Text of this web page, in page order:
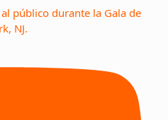
público durante la Gala de
NJ.